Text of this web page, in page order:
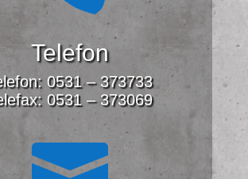
Telefon
0531 – 373733
0531 – 373069